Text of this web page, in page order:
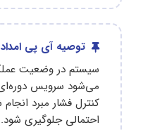
توصیه آی پی امداد
سیستم در وضعیت
می‌شود سرویس
کنترل فشار مبرد
احتمالی جلوگیری شود.